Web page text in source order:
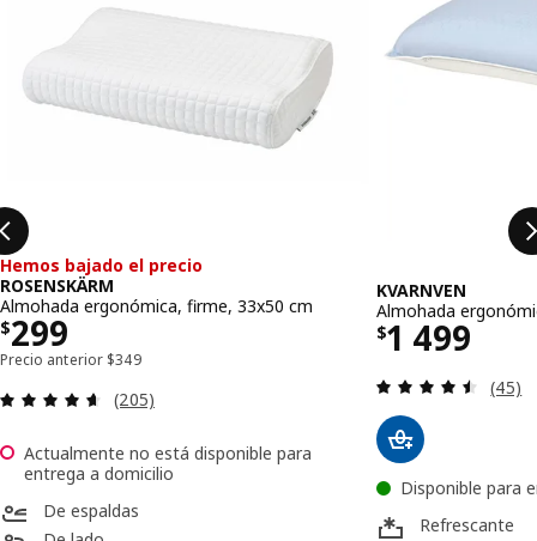
Hemos bajado el precio
ROSENSKÄRM
Almohada ergonómica, firme, 33x50 cm
$299
Precio $ 299
Precio anterior $349
Precio anterior $ 349
Revisa: 4.6 de 5 estrellas. Total opiniones:
(205)
Actualmente no está disponible para
entrega a domicilio
De espaldas
KVARNVEN
Almohada
$1 499
Precio $
(45)
Disponible para
Refrescante